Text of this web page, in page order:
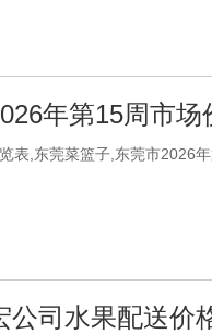
年第15周市
表,东莞菜篮子,东莞市2026
公司水果配送价